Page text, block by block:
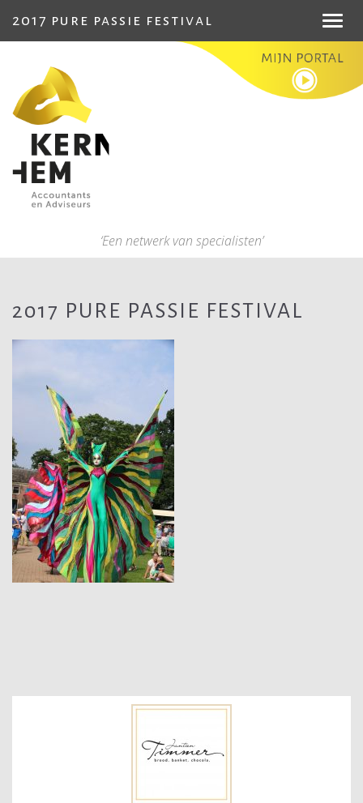
2017 pure passie festival
‘Een netwerk van specialisten’
2017 PURE PASSIE FESTIVAL